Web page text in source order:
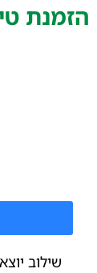
הזמנת